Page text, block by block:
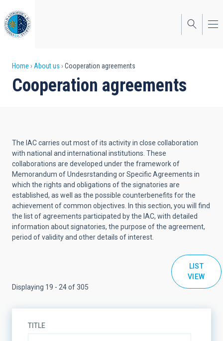
to
main
content
Breadcrumb
Home About us Cooperation agreements
Cooperation agreements
The IAC carries out most of its activity in close collaboration
with national and international institutions. These
collaborations are developed under the framework of
Memorandum of Undesrstanding or Specific Agreements in
which the rights and obligations of the signatories are
established, as well as the possible counterbenefits for the
achievement of common objectives. In this section, you will find
the list of agreements participated by the IAC, with detailed
information about signatories, the purpose of the agreement,
period of validity and other details of interest.
LIST
VIEW
Displaying 19 - 24 of 305
TITLE